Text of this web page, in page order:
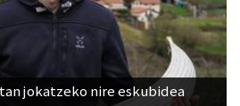
jokatzeko nire eskubidea